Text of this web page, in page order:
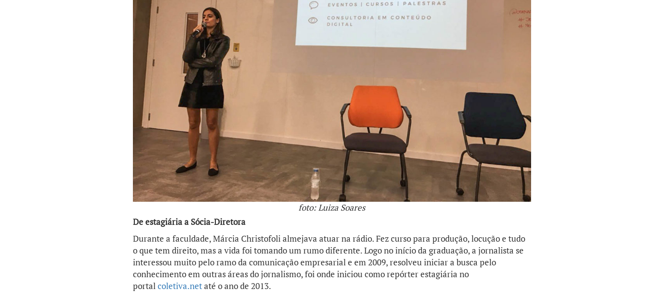
foto: Luiza Soares
De estagiária a Sócia-Diretora
Durante a faculdade, Márcia Christofoli almejava atuar na rádio. Fez curso para produção, locução e tudo
o que tem direito, mas a vida foi tomando um rumo diferente. Logo no início da graduação, a jornalista se
interessou muito pelo ramo da comunicação empresarial e em 2009, resolveu iniciar a busca pelo
conhecimento em outras áreas do jornalismo, foi onde iniciou como repórter estagiária no
portalcoletiva.netaté o ano de 2013.